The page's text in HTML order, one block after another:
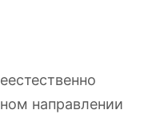
направлении